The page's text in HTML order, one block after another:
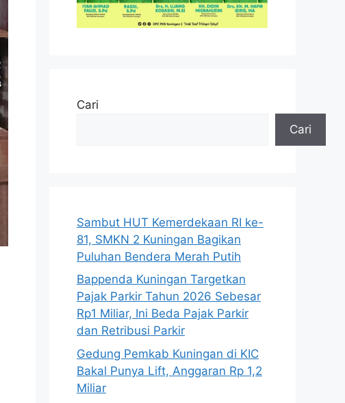
Cari
Cari
Sambut HUT Kemerdekaan RI ke-
81, SMKN 2 Kuningan Bagikan
Puluhan Bendera Merah Putih
Bappenda Kuningan Targetkan
Pajak Parkir Tahun 2026 Sebesar
Rp1 Miliar, Ini Beda Pajak Parkir
dan Retribusi Parkir
Gedung Pemkab Kuningan di KIC
Bakal Punya Lift, Anggaran Rp 1,2
Miliar